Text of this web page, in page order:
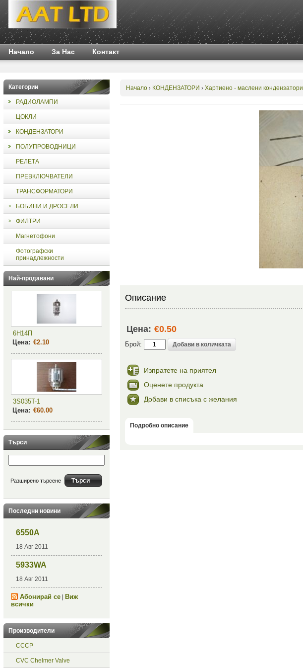
Начало За Нас Контакт
Категории
РАДИОЛАМПИ
ЦОКЛИ
КОНДЕНЗАТОРИ
ПОЛУПРОВОДНИЦИ
РЕЛЕТА
ПРЕВКЛЮЧВАТЕЛИ
ТРАНСФОРМАТОРИ
БОБИНИ И ДРОСЕЛИ
ФИЛТРИ
Магнетофони
Фотографски
принадлежности
Най-продавани
6Н14П
Цена: €2.10
3S035T-1
Цена: €60.00
Търси
Разширено търсене
Последни новини
6550A
18 Авг 2011
5933WA
18 Авг 2011
Абонирай се|
Виж
всички
Производители
СССР
CVC Chelmer Valve
Начало› КОНДЕНЗАТОРИ › Хартиено - маслени кондензатори
Описание
Цена: €0.50
Брой:
Изпратете на приятел
Оценете продукта
Добави в списъка с желания
Подробно описание